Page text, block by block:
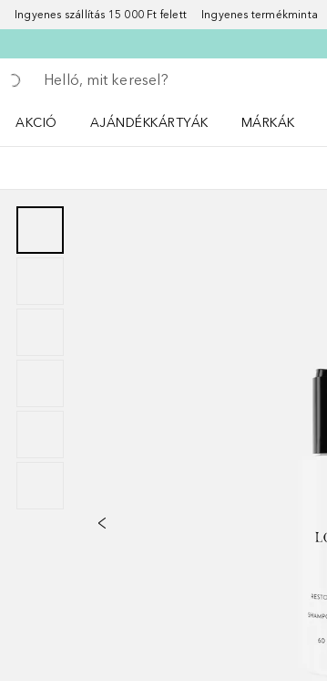
Ingyenes szállítás 15 000 Ft felett Ingyenes termékminta
Menj vissza
Keresés végrehajtása
AKCIÓ
AJÁNDÉKKÁRTYÁK
MÁRKÁK